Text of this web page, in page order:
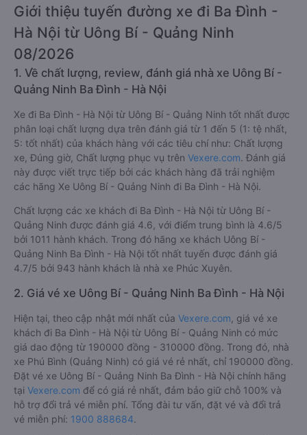
Giới thiệu tuyến đường xe đi Ba Đình -
Hà Nội từ Uông Bí - Quảng Ninh
08/2026
1. Về chất lượng, review, đánh giá nhà xe Uông Bí -
Quảng Ninh Ba Đình - Hà Nội
Xe đi Ba Đình - Hà Nội từ Uông Bí - Quảng Ninh tốt nhất được
phân loại chất lượng dựa trên đánh giá từ 1 đến 5 (1: tệ nhất,
5: tốt nhất) của khách hàng với các tiêu chí như: Chất lượng
xe, Đúng giờ, Chất lượng phục vụ trên Vexere.com. Đánh giá
này được viết trực tiếp bởi các khách hàng đã trải nghiệm
các hãng Xe Uông Bí - Quảng Ninh đi Ba Đình - Hà Nội.
Chất lượng các xe khách đi Ba Đình - Hà Nội từ Uông Bí -
Quảng Ninh được đánh giá 4.6, với điểm trung bình là 4.6/5
bởi 1011 hành khách. Trong đó hãng xe khách Uông Bí -
Quảng Ninh Ba Đình - Hà Nội tốt nhất tuyến được đánh giá
4.7/5 bởi 943 hành khách là nhà xe Phúc Xuyên.
2. Giá vé xe Uông Bí - Quảng Ninh Ba Đình - Hà Nội
Hiện tại, theo cập nhật mới nhất của Vexere.com , giá vé xe
khách đi Ba Đình - Hà Nội từ Uông Bí - Quảng Ninh có mức
giá dao động từ 190000 đồng - 310000 đồng. Trong đó, nhà
xe Phú Bình (Quảng Ninh) có giá vé rẻ nhất, chỉ 190000 đồng.
Đặt vé xe Uông Bí - Quảng Ninh Ba Đình - Hà Nội chính hãng
tại Vexere.com để có giá rẻ nhất, đảm bảo giữ chỗ 100% và
hỗ trợ đổi trả vé miễn phí. Tổng đài tư vấn, đặt vé và đổi trả
vé miễn phí: 1900 888684.